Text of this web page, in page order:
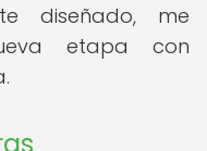
diseñado, me
etapa con